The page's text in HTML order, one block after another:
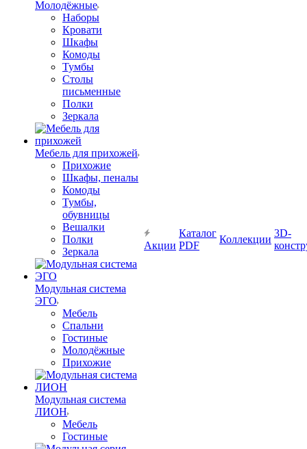
Молодёжные
Наборы
Кровати
Шкафы
Комоды
Тумбы
Столы
письменные
Полки
Зеркала
Мебель для прихожей
Прихожие
Шкафы, пеналы
Комоды
Тумбы,
обувницы
Вешалки
Полки
Зеркала
Модульная система
ЭГО
Мебель
Спальни
Гостиные
Молодёжные
Прихожие
Модульная система
ЛИОН
Мебель
Гостиные
Акции
Каталог
PDF
Коллекции
3D-